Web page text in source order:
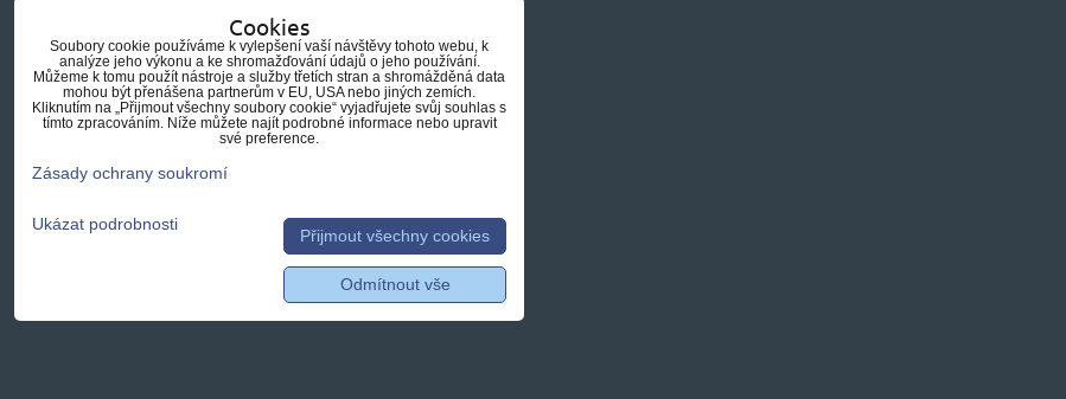
Cookies
Soubory cookie používáme k vylepšení vaší návštěvy tohoto webu, k
analýze jeho výkonu a ke shromažďování údajů o jeho používání.
Můžeme k tomu použít nástroje a služby třetích stran a shromážděná data
mohou být přenášena partnerům v EU, USA nebo jiných zemích.
Kliknutím na „Přijmout všechny soubory cookie“ vyjadřujete svůj souhlas s
tímto zpracováním. Níže můžete najít podrobné informace nebo upravit
své preference.
Zásady ochrany soukromí
Ukázat podrobnosti
Přijmout všechny cookies
Odmítnout vše